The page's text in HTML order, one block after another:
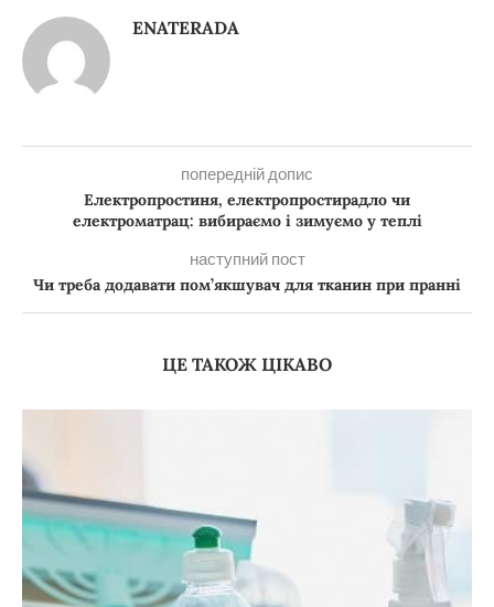
ENATERADA
попередній допис
Електропростиня, електропростирадло чи
електроматрац: вибираємо і зимуємо у теплі
наступний пост
Чи треба додавати пом’якшувач для тканин при пранні
ЦЕ ТАКОЖ ЦІКАВО